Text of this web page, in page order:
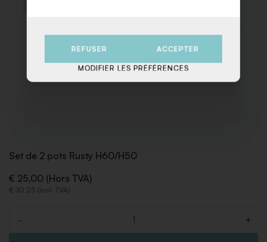
Set de 2 pots Rusty H60/H50
€ 25,00 (Hors TVA)
€ 30,25 (Incl. TVA)
- +
REFUSER ACCEPTER
MODIFIER LES PRÉFÉRENCES